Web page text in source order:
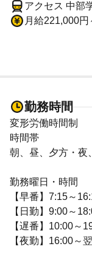
アクセス 中部
月給221,000円
勤務時間
変形労働時間制
時間帯
朝、昼、夕方・夜
勤務曜日・時間
【早番】7:15～
【日勤】9:00～
【遅番】10:00～
【夜勤】16:00～